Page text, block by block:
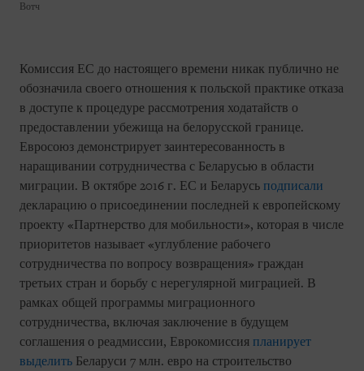
Вотч
Комиссия ЕС до настоящего времени никак публично не
обозначила своего отношения к польской практике отказа
в доступе к процедуре рассмотрения ходатайств о
предоставлении убежища на белорусской границе.
Евросоюз демонстрирует заинтересованность в
наращивании сотрудничества с Беларусью в области
миграции. В октябре 2016 г. ЕС и Беларусь подписали
декларацию о присоединении последней к европейскому
проекту «Партнерство для мобильности», которая в числе
приоритетов называет «углубление рабочего
сотрудничества по вопросу возвращения» граждан
третьих стран и борьбу с нерегулярной миграцией. В
рамках общей программы миграционного
сотрудничества, включая заключение в будущем
соглашения о реадмиссии, Еврокомиссия планирует
выделить Беларуси 7 млн. евро на строительство